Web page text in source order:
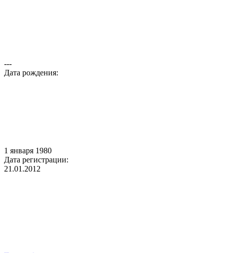
---
Дата рождения:
1 января 1980
Дата регистрации:
21.01.2012